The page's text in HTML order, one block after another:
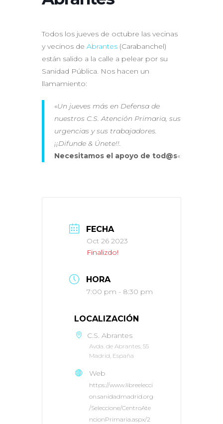
Todos los jueves de octubre las vecinas
y vecinos de Abrantes (Carabanchel)
están salido a la calle a pelear por su
Sanidad Pública. Nos hacen un
llamamiento:
«Un jueves más en Defensa de
nuestros C.S. Atención Primaria, sus
urgencias y sus trabajadores.
¡¡Difunde & Únete!!.
Necesitamos el apoyo de tod@s«
FECHA
Oct 26 2023
Finalizdo!
HORA
7:00 pm - 8:30 pm
LOCALIZACIÓN
C.S. Abrantes
Avda. de Abrantes, 55
Madrid, España
Web
https://www.libreelecci
on.sanidadmadrid.org
/Seleccione/CentroAte
ncionPrimaria.aspx/2